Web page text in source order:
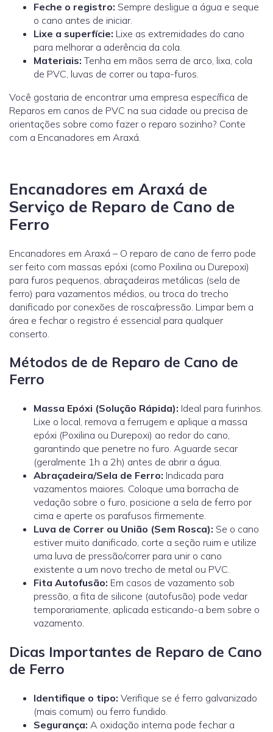
Feche o registro: Sempre desligue a água e seque
o cano antes de iniciar.
Lixe a superfície: Lixe as extremidades do cano
para melhorar a aderência da cola.
Materiais: Tenha em mãos serra de arco, lixa, cola
de PVC, luvas de correr ou tapa-furos.
Você gostaria de encontrar uma empresa específica de
Reparos em canos de PVC na sua cidade ou precisa de
orientações sobre como fazer o reparo sozinho? Conte
com a Encanadores em Araxá.
Encanadores em Araxá de
Serviço de Reparo de Cano de
Ferro
Encanadores em Araxá – O reparo de cano de ferro pode
ser feito com massas epóxi (como Poxilina ou Durepoxi)
para furos pequenos, abraçadeiras metálicas (sela de
ferro) para vazamentos médios, ou troca do trecho
danificado por conexões de rosca/pressão. Limpar bem a
área e fechar o registro é essencial para qualquer
conserto.
Métodos de de Reparo de Cano de
Ferro
Massa Epóxi (Solução Rápida): Ideal para furinhos.
Lixe o local, remova a ferrugem e aplique a massa
epóxi (Poxilina ou Durepoxi) ao redor do cano,
garantindo que penetre no furo. Aguarde secar
(geralmente 1h a 2h) antes de abrir a água.
Abraçadeira/Sela de Ferro: Indicada para
vazamentos maiores. Coloque uma borracha de
vedação sobre o furo, posicione a sela de ferro por
cima e aperte os parafusos firmemente.
Luva de Correr ou União (Sem Rosca): Se o cano
estiver muito danificado, corte a seção ruim e utilize
uma luva de pressão/correrpara unir o cano
existente a um novo trecho de metal ou PVC.
Fita Autofusão: Em casos de vazamento sob
pressão, a fita de silicone (autofusão) pode vedar
temporariamente, aplicada esticando-a bem sobre o
vazamento.
Dicas Importantes de Reparo de Cano
de Ferro
Identifique o tipo: Verifique se é ferro galvanizado
(mais comum) ou ferro fundido.
Segurança: A oxidação interna pode fechar a